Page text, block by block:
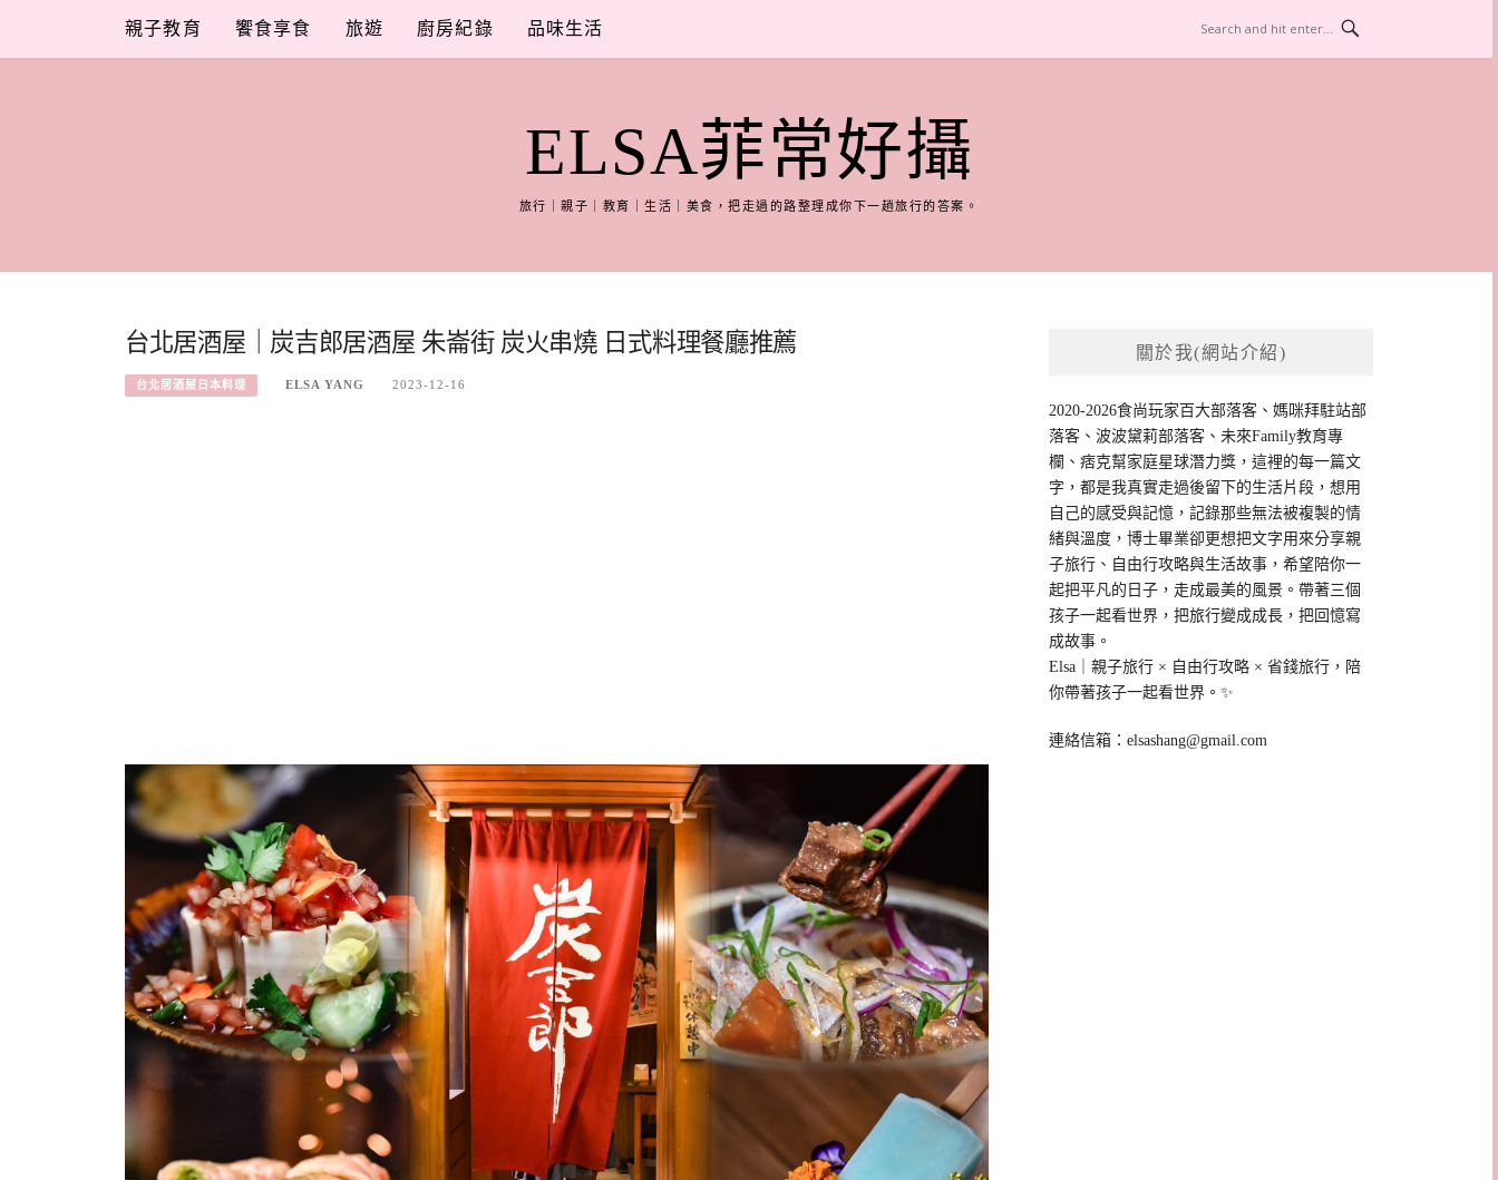
content
親子教育 饗食享食 旅遊 廚房紀錄 品味生活
ELSA菲常好攝
旅行｜親子｜教育｜生活｜美食，把走過的路整理成你下一趟旅行的答案。
台北居酒屋｜炭吉郎居酒屋 朱崙街 炭火串燒 日式料理餐廳推薦
台北居酒屋日本料理 ELSA YANG 2023-12-16
關於我(網站介紹)
2020-2026食尚玩家百大部落客、媽咪拜駐站部
落客、波波黛莉部落客、未來Family教育專
欄、痞克幫家庭星球潛力獎，這裡的每一篇文
字，都是我真實走過後留下的生活片段，想用
自己的感受與記憶，記錄那些無法被複製的情
緒與溫度，博士畢業卻更想把文字用來分享親
子旅行、自由行攻略與生活故事，希望陪你一
起把平凡的日子，走成最美的風景。帶著三個
孩子一起看世界，把旅行變成成長，把回憶寫
成故事。
Elsa｜親子旅行 × 自由行攻略 × 省錢旅行，陪
你帶著孩子一起看世界。✨
連絡信箱：elsashang@gmail.com